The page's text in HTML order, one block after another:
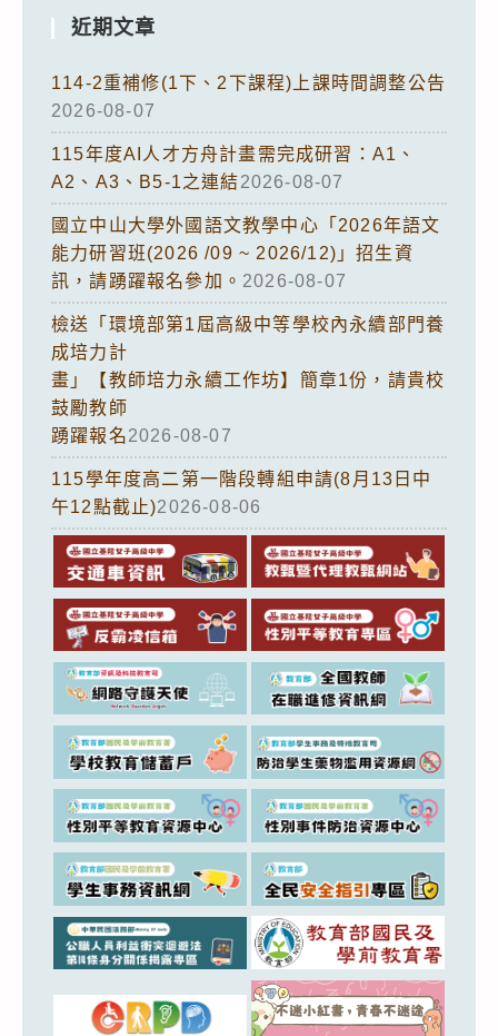
近期文章
114-2重補修(1下、2下課程)上課時間調整公告
2026-08-07
115年度AI人才方舟計畫需完成研習：A1、
A2、A3、B5-1之連結2026-08-07
國立中山大學外國語文教學中心「2026年語文
能力研習班(2026 /09 ~ 2026/12)」招生資
訊，請踴躍報名參加。 2026-08-07
檢送「環境部第1屆高級中等學校內永續部門養
成培力計
畫」【教師培力永續工作坊】簡章1份，請貴校
鼓勵教師
踴躍報名2026-08-07
115學年度高二第一階段轉組申請(8月13日中
午12點截止)2026-08-06